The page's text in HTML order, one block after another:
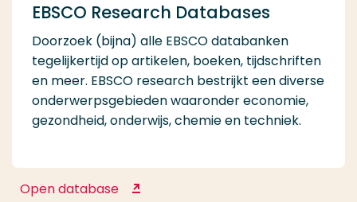
EBSCO Research Databases
Doorzoek (bijna) alle EBSCO databanken
tegelijkertijd op artikelen, boeken, tijdschriften
en meer. EBSCO research bestrijkt een diverse
onderwerpsgebieden waaronder economie,
gezondheid, onderwijs, chemie en techniek.
Open database EBSCO Research Databases